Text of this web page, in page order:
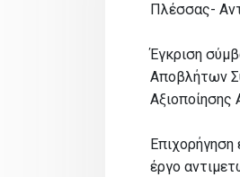
Πλέσσας-
Έγκριση
Αποβλήτων
έργο